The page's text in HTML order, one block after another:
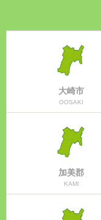
大崎市
OOSAKI
加美郡
KAMI